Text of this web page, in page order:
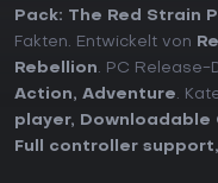
Pack: The Red Strain
Fakten. Entwickelt von
Rebellion. PC Release-
Action, Adventure.
player, Downloadable
Full controller support,